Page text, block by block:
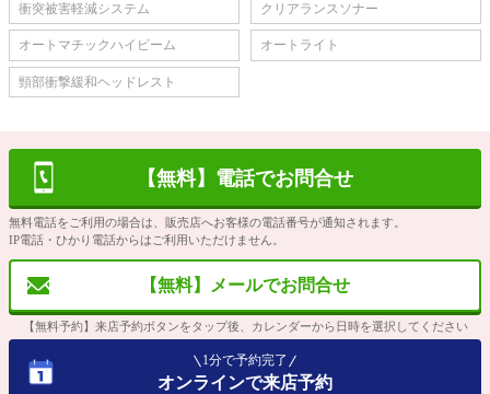
衝突被害軽減システム クリアランスソナー
オートマチックハイビーム オートライト
頸部衝撃緩和ヘッドレスト
【無料】電話でお問合せ
無料電話をご利用の場合は、販売店へお客様の電話番号が通知されます。
IP電話・ひかり電話からはご利用いただけません。
【無料】メールでお問合せ
【無料予約】来店予約ボタンをタップ後、カレンダーから日時を選択してください
1分で予約完了
オンラインで来店予約